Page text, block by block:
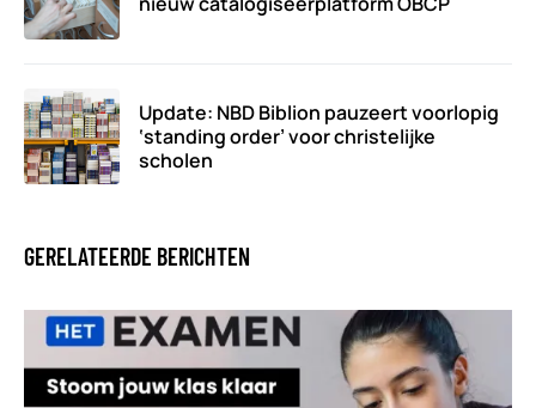
Update: NBD Biblion pauzeert voorlopig
‘standing order’ voor christelijke
scholen
GERELATEERDE BERICHTEN